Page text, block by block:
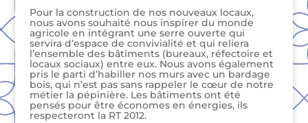
Pour la construction de nos nouveaux locaux,
nous avons souhaité nous inspirer du monde
agricole en intégrant une serre ouverte qui
servira d’espace de convivialité et qui reliera
l’ensemble des bâtiments (bureaux, réfectoire et
locaux sociaux) entre eux. Nous avons également
pris le parti d’habiller nos murs avec un bardage
bois, qui n’est pas sans rappeler le cœur de notre
métier la pépinière. Les bâtiments ont été
pensés pour être économes en énergies, ils
respecteront la RT 2012.